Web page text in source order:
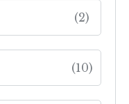
(2)
(10)